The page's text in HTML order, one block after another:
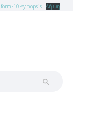
10-synopsis Λήψη